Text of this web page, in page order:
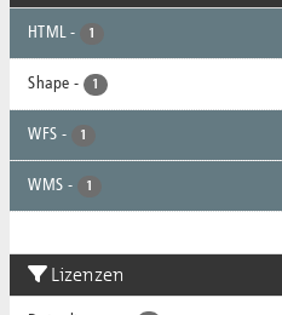
HTML - 1
Shape - 1
WFS - 1
WMS - 1
Lizenzen